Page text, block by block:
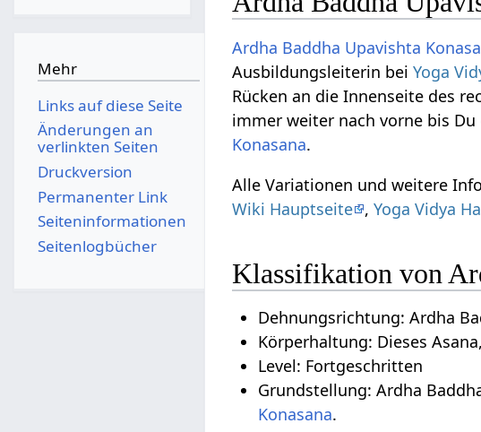
Ardha Baddha Upavishta
Ausbildungsleiterin beiYoga
Rücken an die Innenseite des
immer weiter nach vorne bis
Konasana.
Alle Variationen und weitere
Wiki Hauptseite ,Yoga Vidya
Klassifikation von
Dehnungsrichtung: Ardha
Körperhaltung: Dieses
Level: Fortgeschritten
Grundstellung: Ardha
Konasana.
Mehr
Links auf diese Seite
Änderungen an
verlinkten Seiten
Druckversion
Permanenter Link
Seiten­­informationen
Seitenlogbücher